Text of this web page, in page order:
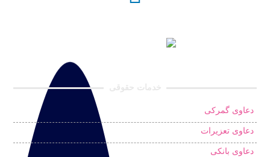
دعاوی گمرکی
دعاوی تعزیرات
دعاوی بانکی